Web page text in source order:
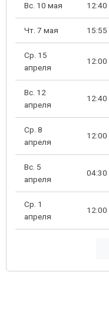
Вс. 10 мая 12:40
Чт. 7 мая 15:55
Ср. 15
апреля
12:00
Вс. 12
апреля
12:40
Ср. 8
апреля
12:00
Вс. 5
апреля
04:30
Ср. 1
апреля
12:00